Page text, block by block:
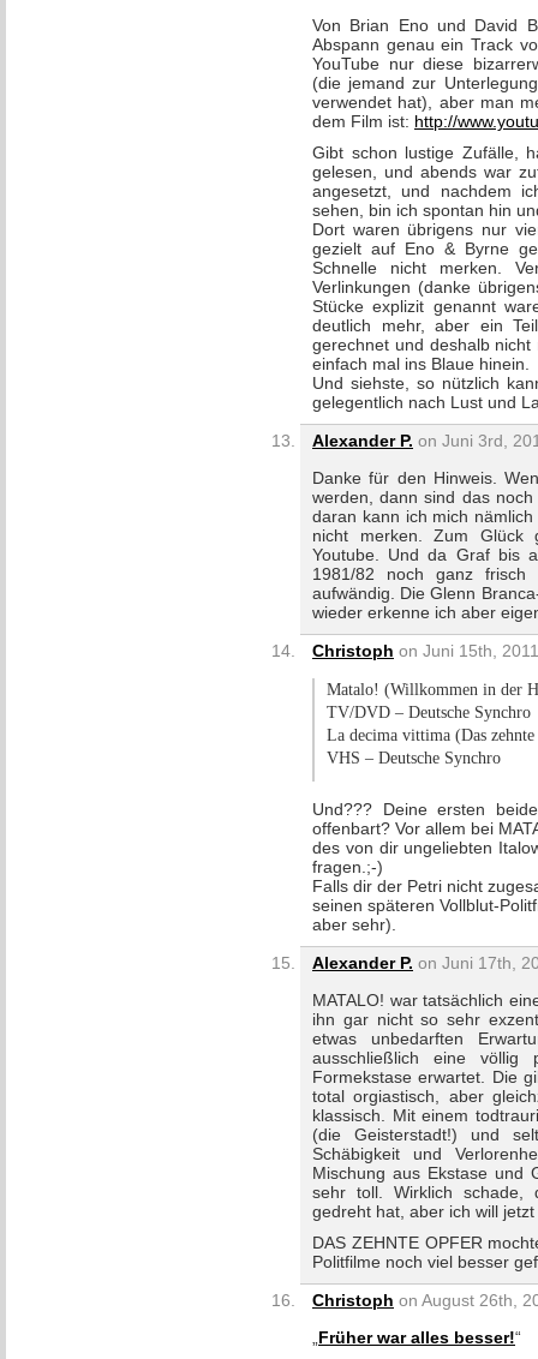
Von Brian Eno und David
Abspann genau ein Track
YouTube nur diese
(die jemand zur
verwendet hat), aber man
dem Film ist: http://
Gibt schon lustige Zufälle,
gelesen, und abends war
angesetzt, und nachdem
sehen, bin ich spontan hin
Dort waren übrigens nur
gezielt auf Eno & Byrne
Schnelle nicht merken.
Verlinkungen (danke
Stücke explizit genannt
deutlich mehr, aber ein
gerechnet und deshalb
einfach mal ins Blaue hinein.
Und siehste, so nützlich
gelegentlich nach Lust und
Alexander P. on Juni 3rd,
Danke für den Hinweis.
werden, dann sind das
daran kann ich mich
nicht merken. Zum Glück
Youtube. Und da Graf bis
1981/82 noch ganz
aufwändig. Die Glenn
wieder erkenne ich aber
Christoph on Juni 15th,
Matalo! (Willkommen in der
TV/DVD – Deutsche Synchro
La decima vittima (Das
VHS – Deutsche Synchro
Und??? Deine ersten
offenbart? Vor allem bei
des von dir ungeliebten
fragen.;-)
Falls dir der Petri nicht
seinen späteren Vollblut-
aber sehr).
Alexander P. on Juni 17th,
MATALO! war tatsächlich
ihn gar nicht so sehr
etwas unbedarften
ausschließlich eine völlig
Formekstase erwartet. Die
total orgiastisch, aber
klassisch. Mit einem
(die Geisterstadt!) und
Schäbigkeit und
Mischung aus Ekstase und
sehr toll. Wirklich schade,
gedreht hat, aber ich will
DAS ZEHNTE OPFER
Politfilme noch viel besser
Christoph on August 26th,
Früher war alles besser!“